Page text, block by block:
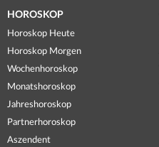
HOROSKOP
Horoskop Heute
Horoskop Morgen
Wochenhoroskop
Monatshoroskop
Jahreshoroskop
Partnerhoroskop
Aszendent